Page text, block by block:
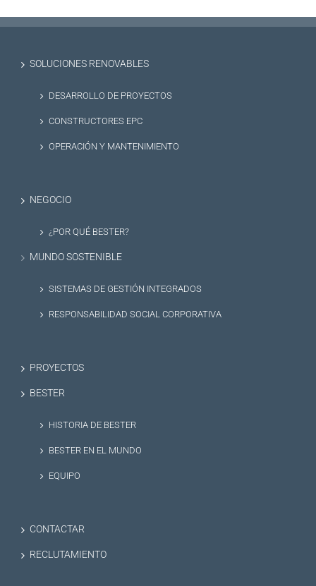
SOLUCIONES RENOVABLES
DESARROLLO DE PROYECTOS
CONSTRUCTORES EPC
OPERACIÓN Y MANTENIMIENTO
NEGOCIO
¿POR QUÉ BESTER?
MUNDO SOSTENIBLE
SISTEMAS DE GESTIÓN INTEGRADOS
RESPONSABILIDAD SOCIAL CORPORATIVA
PROYECTOS
BESTER
HISTORIA DE BESTER
BESTER EN EL MUNDO
EQUIPO
CONTACTAR
RECLUTAMIENTO